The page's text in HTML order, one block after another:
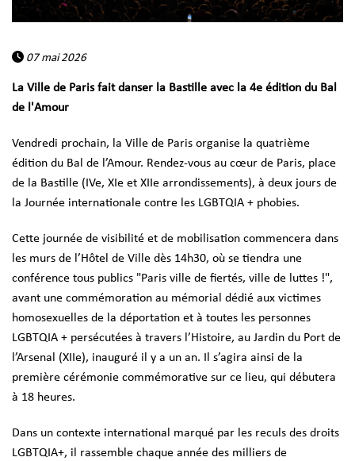
07 mai 2026
La Ville de Paris fait danser la Bastille avec la 4e édition du Bal
de l'Amour
Vendredi prochain, la Ville de Paris organise la quatrième
édition du Bal de l’Amour. Rendez-vous au cœur de Paris, place
de la Bastille (IVe, XIe et XIIe arrondissements), à deux jours de
la Journée internationale contre les LGBTQIA + phobies.
Cette journée de visibilité et de mobilisation commencera dans
les murs de l’Hôtel de Ville dès 14h30, où se tiendra une
conférence tous publics "Paris ville de fiertés, ville de luttes !",
avant une commémoration au mémorial dédié aux victimes
homosexuelles de la déportation et à toutes les personnes
LGBTQIA + persécutées à travers l’Histoire, au Jardin du Port de
l’Arsenal (XIIe), inauguré il y a un an. Il s’agira ainsi de la
première cérémonie commémorative sur ce lieu, qui débutera
à 18 heures.
Dans un contexte international marqué par les reculs des droits
LGBTQIA+, il rassemble chaque année des milliers de